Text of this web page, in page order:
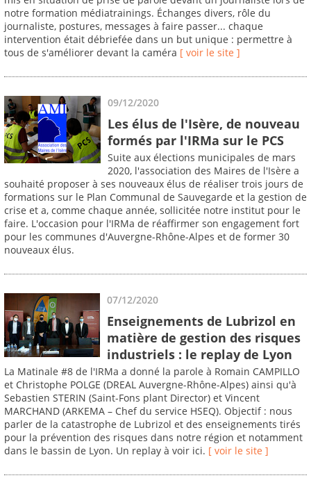
notre formation médiatrainings. Échanges divers, rôle du
journaliste, postures, messages à faire passer... chaque
intervention était débriefée dans un but unique : permettre à
tous de s'améliorer devant la caméra [ voir le site ]
09/12/2020
Les élus de l'Isère, de nouveau
formés par l'IRMa sur le PCS
Suite aux élections municipales de mars
2020, l'association des Maires de l'Isère a
souhaité proposer à ses nouveaux élus de réaliser trois jours de
formations sur le Plan Communal de Sauvegarde et la gestion de
crise et a, comme chaque année, sollicitée notre institut pour le
faire. L'occasion pour l'IRMa de réaffirmer son engagement fort
pour les communes d'Auvergne-Rhône-Alpes et de former 30
nouveaux élus.
07/12/2020
Enseignements de Lubrizol en
matière de gestion des risques
industriels : le replay de Lyon
La Matinale #8 de l'IRMa a donné la parole à Romain CAMPILLO
et Christophe POLGE (DREAL Auvergne-Rhône-Alpes) ainsi qu'à
Sebastien STERIN (Saint-Fons plant Director) et Vincent
MARCHAND (ARKEMA – Chef du service HSEQ). Objectif : nous
parler de la catastrophe de Lubrizol et des enseignements tirés
pour la prévention des risques dans notre région et notamment
dans le bassin de Lyon. Un replay à voir ici. [ voir le site ]